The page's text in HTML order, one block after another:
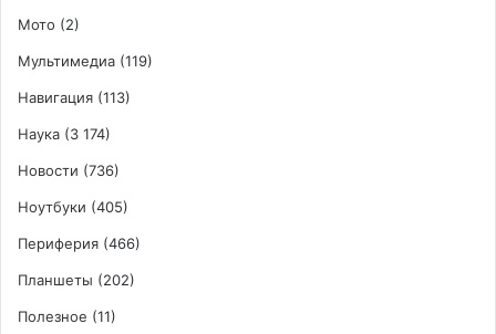
Мото (2)
Мультимедиа (119)
Навигация (113)
Наука (3 174)
Новости (736)
Ноутбуки (405)
Периферия (466)
Планшеты (202)
Полезное (11)